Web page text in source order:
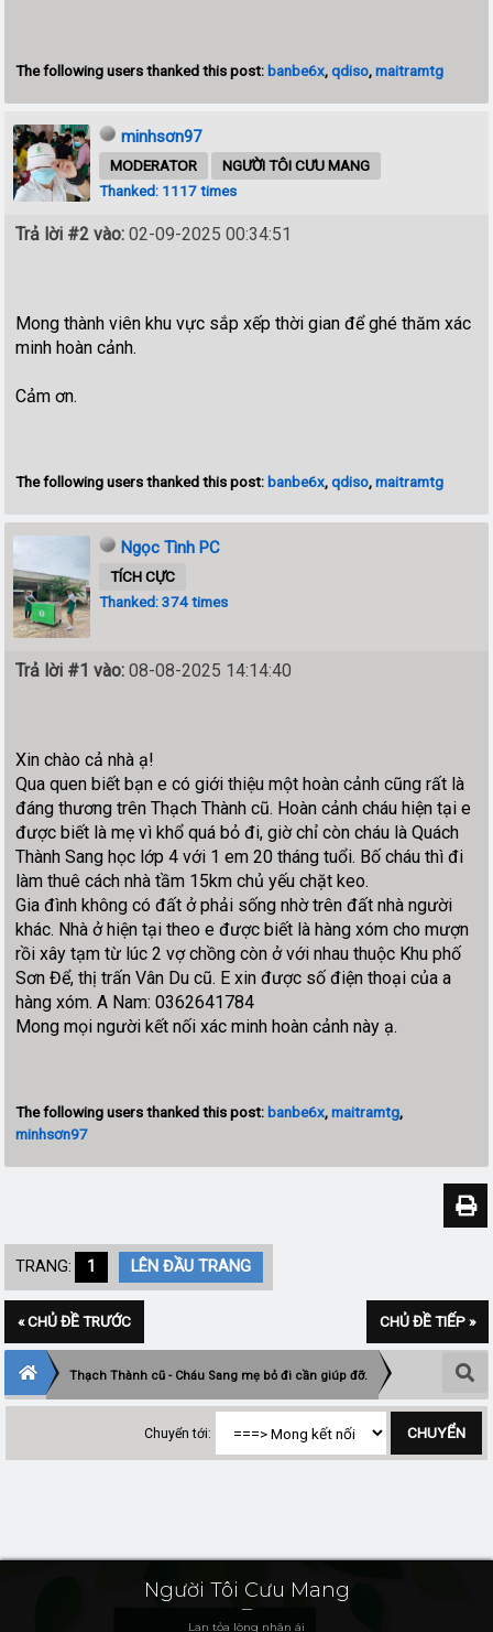
The following users thanked this post: banbe6x,qdiso,maitramtg
minhsơn97
MODERATOR
NGƯỜI TÔI CƯU MANG
Thanked: 1117 times
Trả lời #2 vào: 02-09-2025 00:34:51
Mong thành viên khu vực sắp xếp thời gian để ghé thăm xác
minh hoàn cảnh.
Cảm ơn.
The following users thanked this post: banbe6x,qdiso,maitramtg
Ngọc Tình PC
TÍCH CỰC
Thanked: 374 times
Trả lời #1 vào: 08-08-2025 14:14:40
Xin chào cả nhà ạ!
Qua quen biết bạn e có giới thiệu một hoàn cảnh cũng rất là
đáng thương trên Thạch Thành cũ. Hoàn cảnh cháu hiện tại e
được biết là mẹ vì khổ quá bỏ đi, giờ chỉ còn cháu là Quách
Thành Sang học lớp 4 với 1 em 20 tháng tuổi. Bố cháu thì đi
làm thuê cách nhà tầm 15km chủ yếu chặt keo.
Gia đình không có đất ở phải sống nhờ trên đất nhà người
khác. Nhà ở hiện tại theo e được biết là hàng xóm cho mượn
rồi xây tạm từ lúc 2 vợ chồng còn ở với nhau thuộc Khu phố
Sơn Để, thị trấn Vân Du cũ. E xin được số điện thoại của a
hàng xóm. A Nam: 0362641784
Mong mọi người kết nối xác minh hoàn cảnh này ạ.
The following users thanked this post: banbe6x,maitramtg,
minhsơn97
TRANG: 1 LÊN ĐẦU TRANG
« CHỦ ĐỀ TRƯỚC CHỦ ĐỀ TIẾP »
Thạch Thành cũ - Cháu Sang mẹ bỏ đi cần giúp đỡ.
Chuyển tới:
Người Tôi Cưu Mang
Lan tỏa lòng nhân ái